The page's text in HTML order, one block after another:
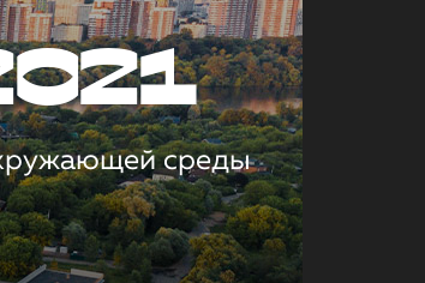
среды